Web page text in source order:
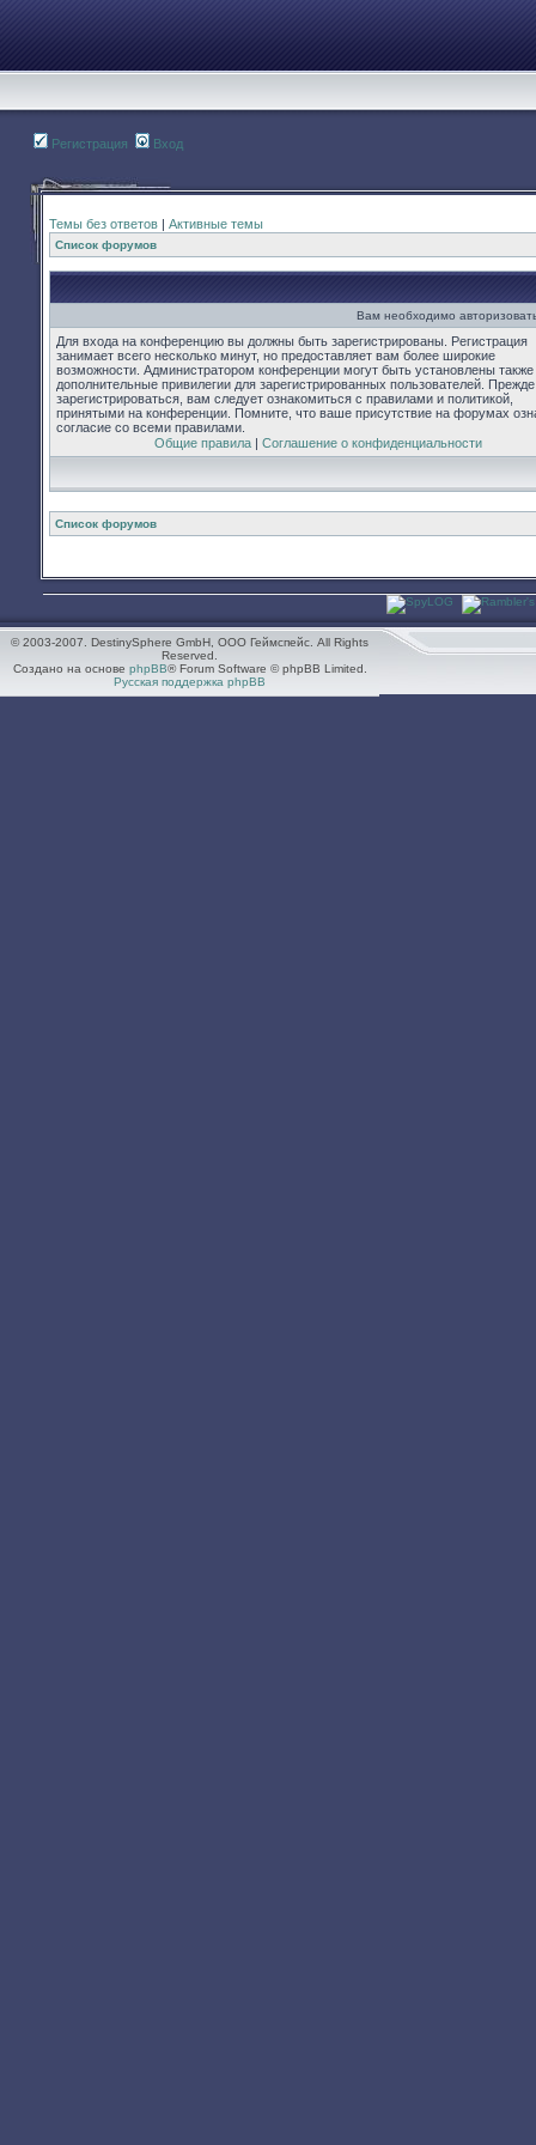
Регистрация Вход
Темы без ответов | Активные темы
Список форумов
Вам необходимо
Для входа на конференцию вы должны быть зарегистрированы. Регистрация
занимает всего несколько минут, но предоставляет вам более широкие
возможности. Администратором конференции могут быть установлены также
дополнительные привилегии для зарегистрированных пользователей.
зарегистрироваться, вам следует ознакомиться с правилами и политикой,
принятыми на конференции. Помните, что ваше присутствие на форумах
согласие со всеми правилами.
Общие правила| Соглашение о конфиденциальности
Список форумов
© 2003-2007. DestinySphere GmbH, ООО Геймспейс. All Rights
Reserved.
Создано на основе phpBB® Forum Software © phpBB Limited.
Русская поддержка phpBB